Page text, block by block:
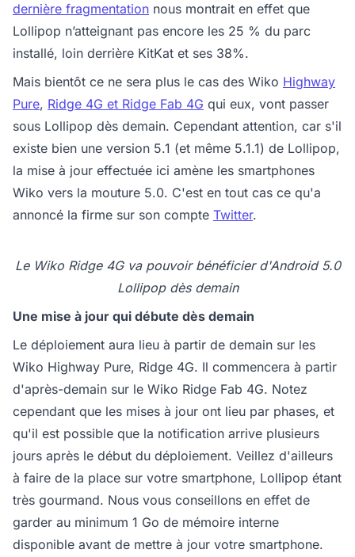
dernière fragmentation nous montrait en effet que
Lollipop n’atteignant pas encore les 25 % du parc
installé, loin derrière KitKat et ses 38%.
Mais bientôt ce ne sera plus le cas des Wiko Highway
Pure, Ridge 4G et Ridge Fab 4G qui eux, vont passer
sous Lollipop dès demain. Cependant attention, car s'il
existe bien une version 5.1 (et même 5.1.1) de Lollipop,
la mise à jour effectuée ici amène les smartphones
Wiko vers la mouture 5.0. C'est en tout cas ce qu'a
annoncé la firme sur son compte Twitter.
Le Wiko Ridge 4G va pouvoir bénéficier d'Android 5.0
Lollipop dès demain
Une mise à jour qui débute dès demain
Le déploiement aura lieu à partir de demain sur les
Wiko Highway Pure, Ridge 4G. Il commencera à partir
d'après-demain sur le Wiko Ridge Fab 4G. Notez
cependant que les mises à jour ont lieu par phases, et
qu'il est possible que la notification arrive plusieurs
jours après le début du déploiement. Veillez d'ailleurs
à faire de la place sur votre smartphone, Lollipop étant
très gourmand. Nous vous conseillons en effet de
garder au minimum 1 Go de mémoire interne
disponible avant de mettre à jour votre smartphone.